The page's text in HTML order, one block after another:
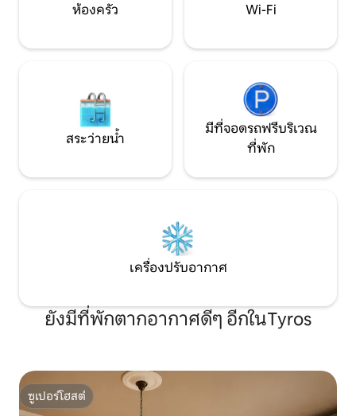
ห้องครัว Wi-Fi
สระว่ายน้ำ
มีที่จอดรถฟรีบริเวณ
ที่พัก
เครื่องปรับอากาศ
ยังมีที่พักตากอากาศดีๆ อีกในTyros
ซูเปอร์โฮสต์
ซูเปอร์โฮสต์